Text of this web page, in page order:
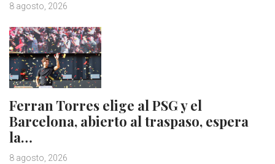
8 agosto, 2026
Ferran Torres elige al PSG y el
Barcelona, abierto al traspaso, espera
la…
8 agosto, 2026